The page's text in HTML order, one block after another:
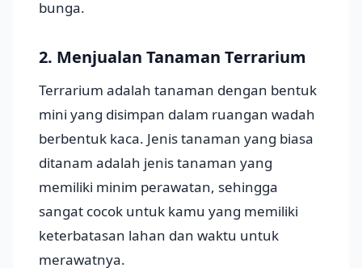
bunga.
2. Menjualan Tanaman Terrarium
Terrarium adalah tanaman dengan bentuk
mini yang disimpan dalam ruangan wadah
berbentuk kaca. Jenis tanaman yang biasa
ditanam adalah jenis tanaman yang
memiliki minim perawatan, sehingga
sangat cocok untuk kamu yang memiliki
keterbatasan lahan dan waktu untuk
merawatnya.